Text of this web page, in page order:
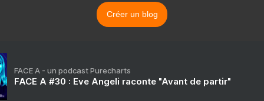
Créer un blog
FACE A - un podcast Purecharts
FACE A #30 : Eve Angeli raconte "Avant de partir"